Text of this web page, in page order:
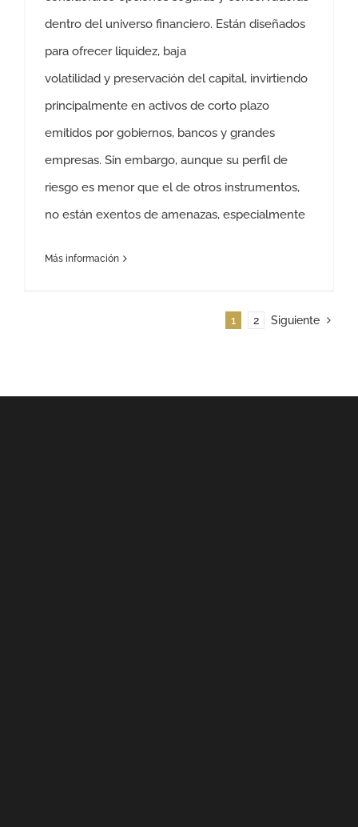
dentro del universo financiero. Están diseñados
para ofrecer liquidez, baja
volatilidad y preservación del capital, invirtiendo
principalmente en activos de corto plazo
emitidos por gobiernos, bancos y grandes
empresas. Sin embargo, aunque su perfil de
riesgo es menor que el de otros instrumentos,
no están exentos de amenazas, especialmente
Más información
1 2 Siguiente